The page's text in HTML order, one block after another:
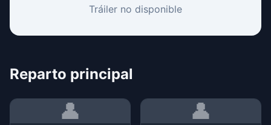
Tráiler no disponible
Reparto principal
👤 👤